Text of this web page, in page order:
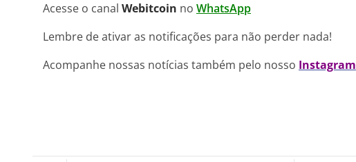
Acesse o canal Webitcoin no WhatsApp
Lembre de ativar as notificações para não perder nada!
Acompanhe nossas notícias também pelo nosso Instagram